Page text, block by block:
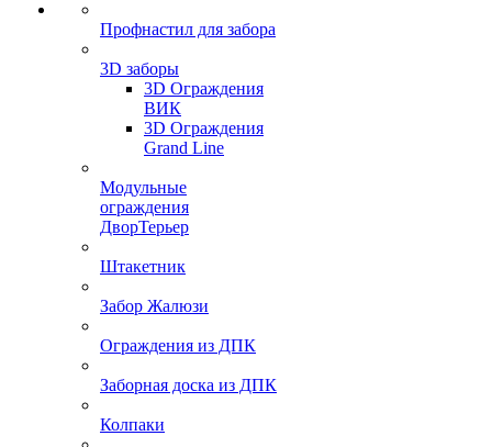
Профнастил для забора
3D заборы
3D Ограждения
ВИК
3D Ограждения
Grand Line
Модульные
ограждения
ДворТерьер
Штакетник
Забор Жалюзи
Ограждения из ДПК
Заборная доска из ДПК
Колпаки